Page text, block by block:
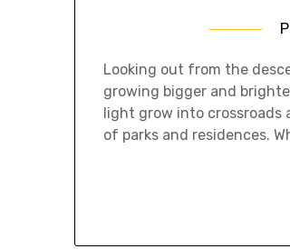
Looking out from the
growing bigger and
light grow into crossroads
of parks and residences.